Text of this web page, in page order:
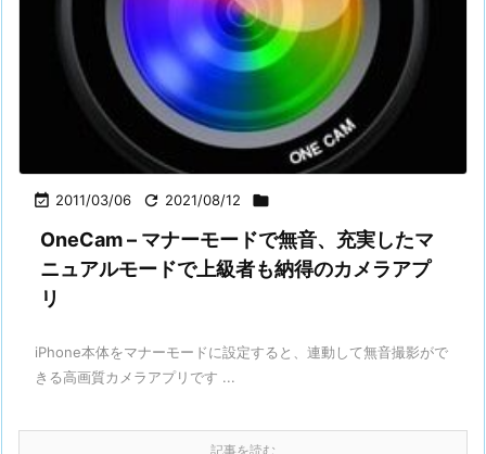
 2011/03/06  2021/08/12 
OneCam – マナーモードで無音、充実したマ
ニュアルモードで上級者も納得のカメラアプ
リ
iPhone本体をマナーモードに設定すると、連動して無音撮影がで
きる高画質カメラアプリです ...
記事を読む